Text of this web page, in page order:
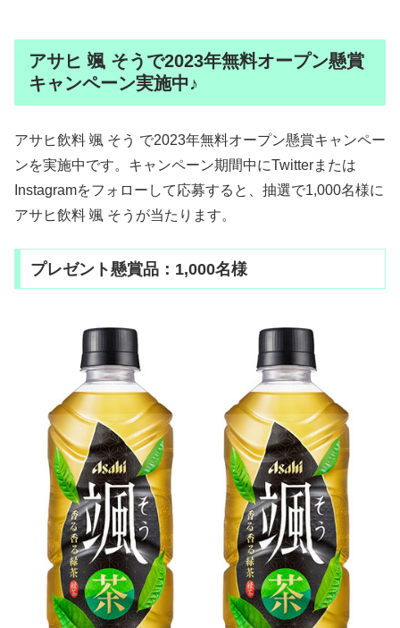
アサヒ 颯 そうで2023年無料オープン懸賞
キャンペーン実施中♪
アサヒ飲料 颯 そう で2023年無料オープン懸賞キャンペー
ンを実施中です。キャンペーン期間中にTwitterまたは
Instagramをフォローして応募すると、抽選で1,000名様に
アサヒ飲料 颯 そうが当たります。
プレゼント懸賞品：1,000名様